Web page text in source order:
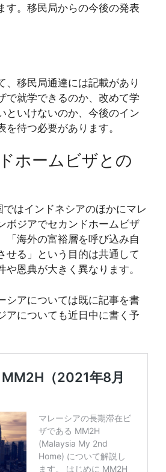
す。移民局からの今後の発表
、移民局通達には記載があり
で就学できるのか、改めて学
といけないのか、今後のイン
を待つ必要があります。
ホームビザとの
はインドネシアのほかにマレ
ボジアでセカンドホームビザ
「海外の富裕層を呼び込み自
せる」という目的は共通して
や恩典が大きく異なります。
シアについては既に記事を書
アについても近日中に書く予